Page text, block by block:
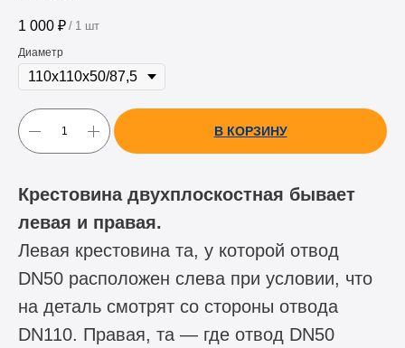
1 000 ₽ / 1 шт
Диаметр
В КОРЗИНУ
Крестовина двухплоскостная бывает
левая и правая.
Левая крестовина та, у которой отвод
DN50 расположен слева при условии, что
на деталь смотрят со стороны отвода
DN110. Правая, та — где отвод DN50